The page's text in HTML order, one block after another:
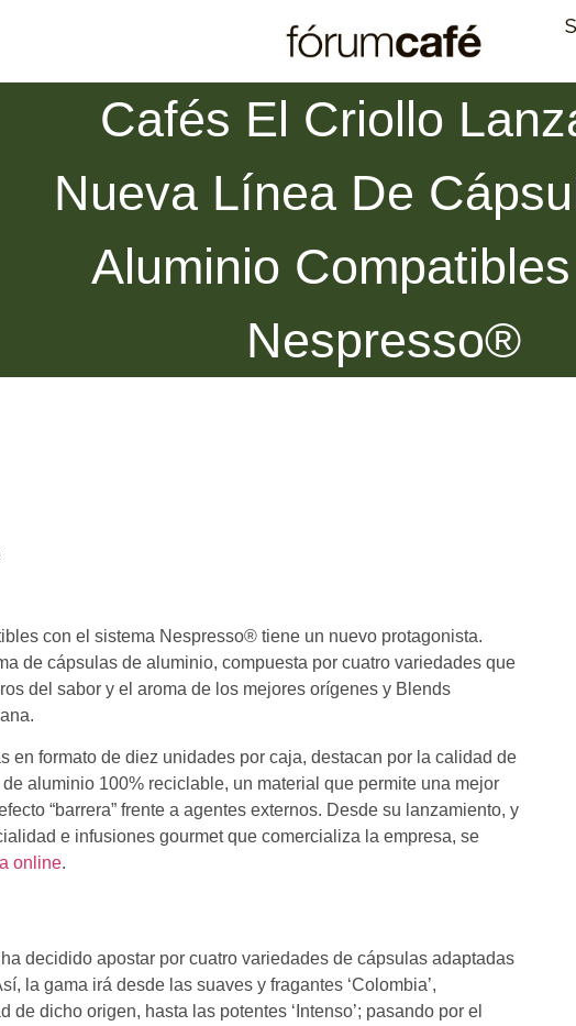
Cafés El Criollo
Nueva Línea De
Aluminio
Nespresso®
con el sistema Nespresso® tiene un nuevo protagonista.
de cápsulas de aluminio, compuesta por cuatro variedades que
del sabor y el aroma de los mejores orígenes y Blends
en formato de diez unidades por caja, destacan por la calidad de
aluminio 100% reciclable, un material que permite una mejor
“barrera” frente a agentes externos. Desde su lanzamiento, y
e infusiones gourmet que comercializa la empresa, se
online.
decidido apostar por cuatro variedades de cápsulas adaptadas
la gama irá desde las suaves y fragantes ‘Colombia’,
dicho origen, hasta las potentes ‘Intenso’; pasando por el